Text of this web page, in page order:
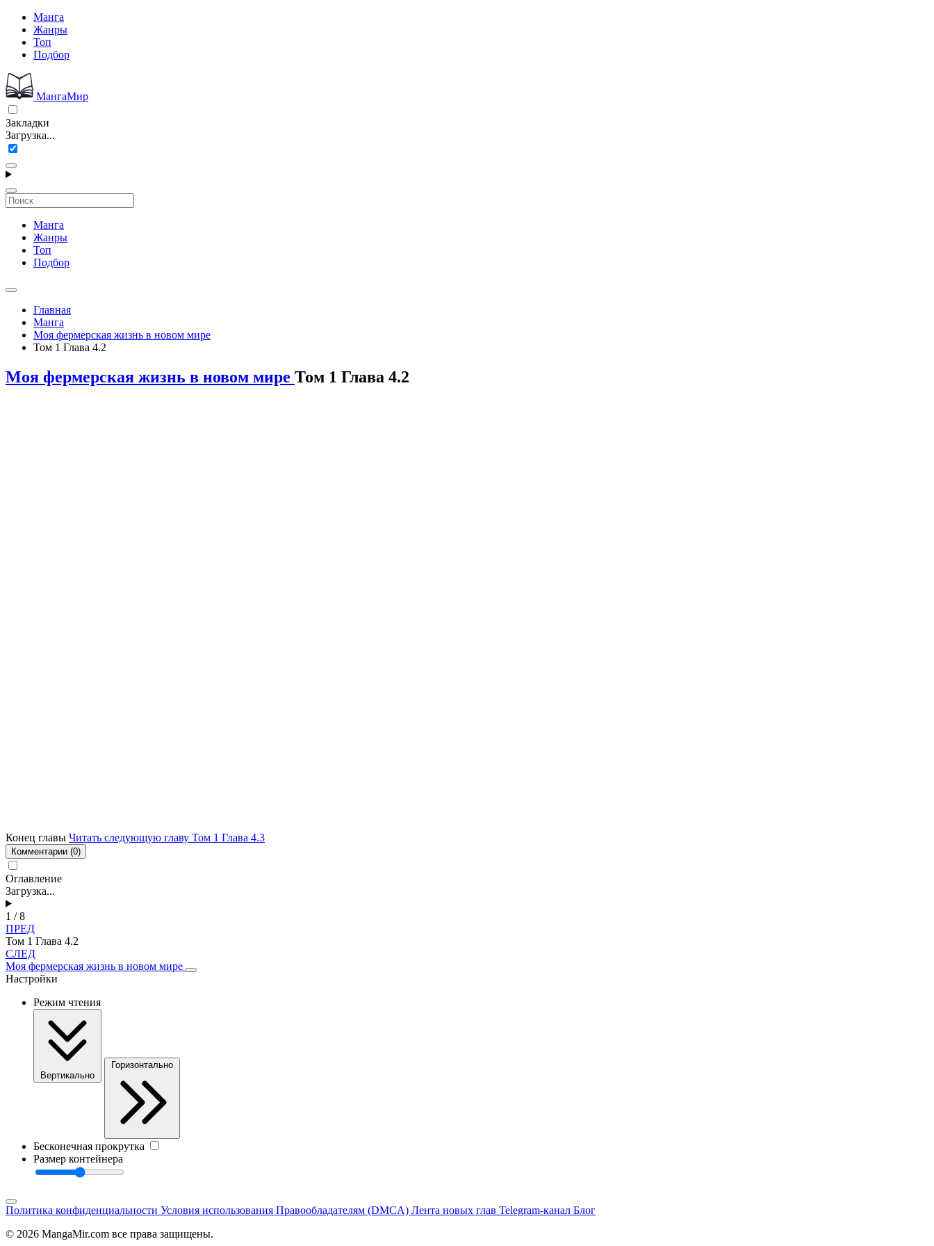
Манга
Жанры
Топ
Подбор
МангаМир
Закладки
Загрузка...
Манга
Жанры
Топ
Подбор
Главная
Манга
Моя фермерская жизнь в новом мире
Том 1 Глава 4.2
Моя фермерская жизнь в новом мире Том 1 Глава 4.2
Конец главы Читать следующую главу Том 1 Глава 4.3
Комментарии (0)
Оглавление
Загрузка...
1 / 8
ПРЕД
Том 1 Глава 4.2
СЛЕД
Моя фермерская жизнь в новом мире
Настройки
Режим чтения
Вертикально
Горизонтально
Бесконечная прокрутка
Размер контейнера
Политика конфиденциальности Условия использования Правообладателям (DMCA) Лента новых глав Telegram-канал Блог
© 2026 MangaMir.com все права защищены.